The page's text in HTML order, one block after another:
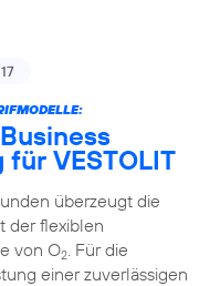
Business
für VESTOLIT
überzeugt die
der flexiblen
von O2. Für die
einer zuverlässigen